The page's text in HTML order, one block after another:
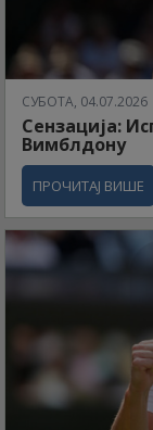
СУБОТА, 04.07.2026
Сензација:
Вимблдону
ПРОЧИТАЈ ВИШЕ